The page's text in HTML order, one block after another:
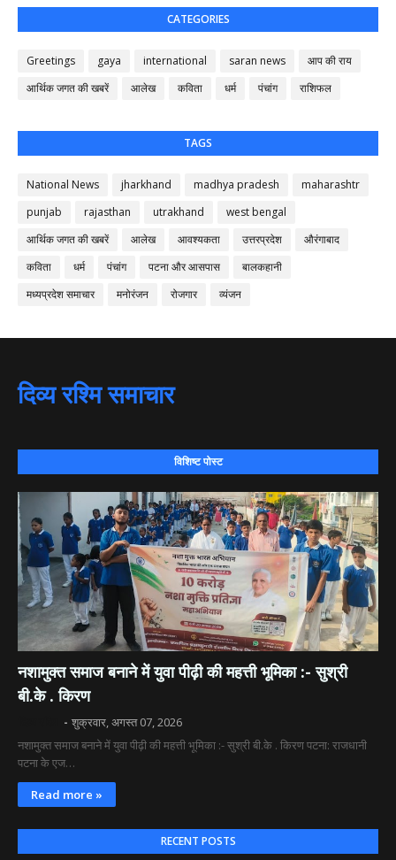
CATEGORIES
Greetings gaya international saran news
आप की राय
आर्थिक जगत की खबरें
आलेख कविता धर्म पंचांग राशिफल
TAGS
National News jharkhand madhya pradesh
maharashtr
punjab
rajasthan utrakhand
west bengal
आर्थिक जगत की खबरें
आलेख आवश्यकता उत्तरप्रदेश
औरंगाबाद
कविता
धर्म पंचांग पटना और आसपास
बालकहानी
मध्यप्रदेश समाचार
मनोरंजन रोजगार व्यंजन
दिव्य रश्मि समाचार
विशिष्ट पोस्ट
नशामुक्त समाज बनाने में युवा पीढ़ी की महत्ती भूमिका :- सुश्री
बी.के . किरण
शुक्रवार, अगस्त 07, 2026
नशामुक्त समाज बनाने में युवा पीढ़ी की महत्ती भूमिका :- सुश्री बी.के . किरण पटना: राजधानी
पटना के एज…
Read more »
RECENT POSTS